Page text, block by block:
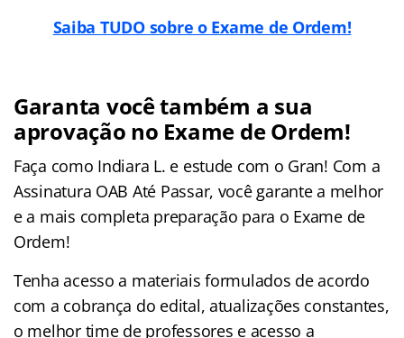
Saiba TUDO sobre o Exame de Ordem!
Garanta você também a sua
aprovação no Exame de Ordem!
Faça como Indiara L. e estude com o Gran! Com a
Assinatura OAB Até Passar, você garante a melhor
e a mais completa preparação para o Exame de
Ordem!
Tenha acesso a materiais formulados de acordo
com a cobrança do edital, atualizações constantes,
o melhor time de professores e acesso a